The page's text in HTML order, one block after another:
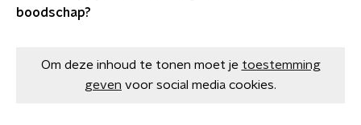
boodschap?
Om deze inhoud te tonen moet je toestemming
geven voor social media cookies.